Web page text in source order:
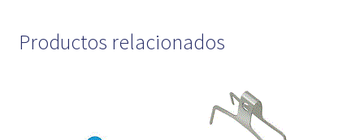
Productos relacionados